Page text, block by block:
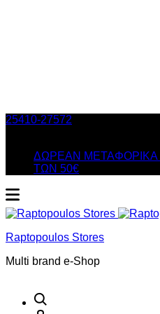
25410-27572
ΔΩΡΕΑΝ ΜΕΤΑΦΟΡΙΚΑ
ΤΩΝ 50€
Raptopoulos Stores
Multi brand e-Shop